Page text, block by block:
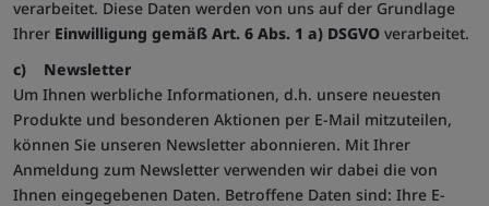
verarbeitet. Diese Daten werden von uns auf der Grundlage
Ihrer Einwilligung gemäß Art. 6 Abs. 1 a) DSGVO verarbeitet.
c) Newsletter
Um Ihnen werbliche Informationen, d.h. unsere neuesten
Produkte und besonderen Aktionen per E-Mail mitzuteilen,
können Sie unseren Newsletter abonnieren. Mit Ihrer
Anmeldung zum Newsletter verwenden wir dabei die von
Ihnen eingegebenen Daten. Betroffene Daten sind: Ihre E-